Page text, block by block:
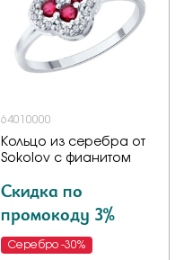
64010000
Кольцо из серебра от
Sokolov с фианитом
Скидка по
промокоду 3%
Серебро -30%